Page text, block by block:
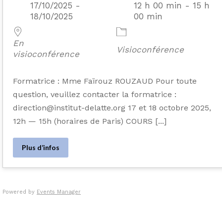
17/10/2025 -
18/10/2025
12 h 00 min - 15 h
00 min
En
visioconférence
Visioconférence
Formatrice : Mme Faïrouz ROUZAUD Pour toute
question, veuillez contacter la formatrice :
direction@institut-delatte.org 17 et 18 octobre 2025,
12h — 15h (horaires de Paris) COURS [...]
Plus d’infos
Powered by Events Manager